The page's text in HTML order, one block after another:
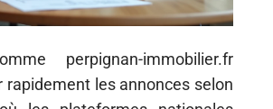
perpignan-immobilier.fr
rapidement les annonces selon